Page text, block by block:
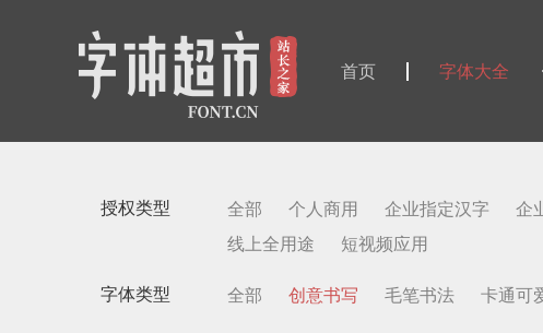
首页 字体大全
授权类型 全部 个人商用 企业指定汉字 企
线上全用途
短视频应用
字体类型 全部 创意书写 毛笔书法 卡通可